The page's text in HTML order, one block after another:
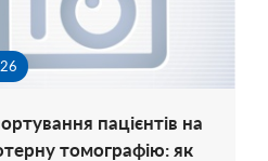
пацієнтів на
томографію: як